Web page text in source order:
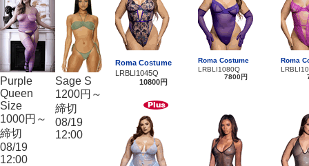
Purple
Queen
Size
1000円～
締切
08/19
12:00
Sage S
1200円～
締切
08/19
12:00
Roma Costume
LRBLI1045Q
10800円
Roma Costume
LRBLI1080Q
7800円
Roma